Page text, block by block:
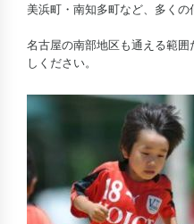
美浜町・南知多町など、多くの
名古屋の南部地区も通える範
しください。